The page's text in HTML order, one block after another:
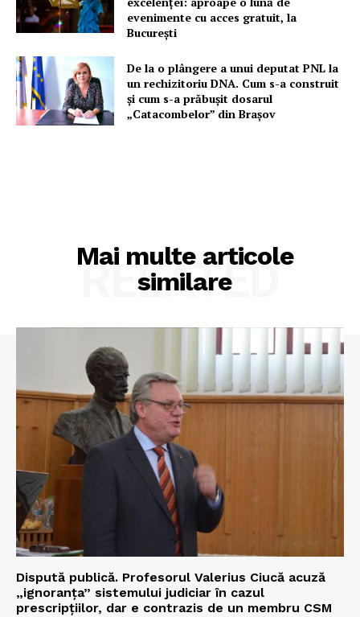
evenimente cu acces gratuit, la
București
De la o plângere a unui deputat PNL la
un rechizitoriu DNA. Cum s-a construit
și cum s-a prăbușit dosarul
„Catacombelor” din Brașov
Mai multe articole
similare
RELATED
Dispută publică. Profesorul Valerius Ciucă acuză
„ignoranța” sistemului judiciar în cazul
prescripțiilor, dar e contrazis de un membru CSM